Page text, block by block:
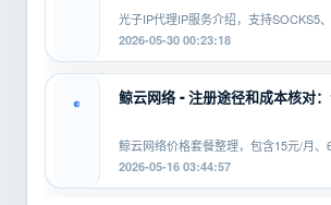
光子IP代理IP服务介绍，支持SOCKS5
议，适配安卓、PC、软路由等平...
2026-05-30 00:23:18
鲸云网络 - 注册途径和成本核对
鲸云网络价格套餐整理，包含15元/月
息，覆盖SOCKS5、HTTP、L2TP等...
2026-05-16 03:44:57